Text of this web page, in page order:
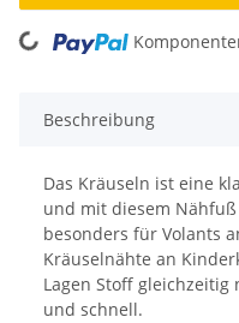
Beschreibung
Das Kräuseln ist eine
und mit diesem
besonders für Volants
Kräuselnähte an
Lagen Stoff
und schnell.